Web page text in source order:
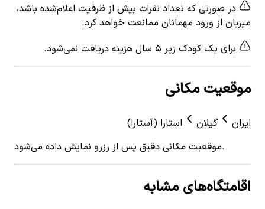
در صورتی که تعداد نفرات بیش از ظرفیت اعلام‌شده باشد،
میزبان از ورود مهمانان ممانعت خواهد کرد.
برای یک کودک زیر ۵ سال هزینه دریافت نمی‌شود.
موقعیت مکانی
ایران گیلان
استارا (آستارا)
موقعیت مکانی دقیق پس از رزرو نمایش داده می‌شود.
اقامتگاه‌های مشابه